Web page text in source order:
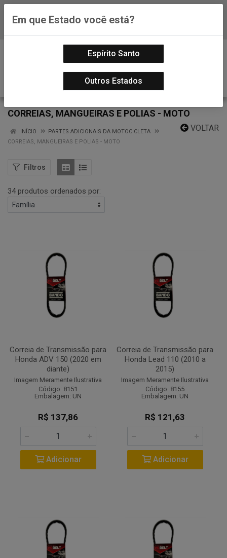
CORREIAS, MANGUEIRAS E POLIAS - MOTO
VOLTAR
INÍCIO
PARTES ADICIONAIS DA MOTOCICLETA
CORREIAS, MANGUEIRAS E POLIAS - MOTO
Filtros
34 produtos ordenados por:
Correia de Transmissão para
Honda ADV 150 (2020 em
diante)
Imagem Meramente Ilustrativa
Código: 8151
Embalagem: UN
R$ 137,86
Adicionar
Correia de Transmissão para
Honda Lead 110 (2010 a
2015)
Imagem Meramente Ilustrativa
Código: 8155
Embalagem: UN
R$ 121,63
Adicionar
Em que Estado você está?
Espírito Santo
Outros Estados